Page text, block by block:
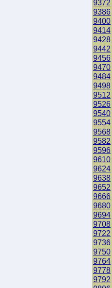
9372
9386
9400
9414
9428
9442
9456
9470
9484
9498
9512
9526
9540
9554
9568
9582
9596
9610
9624
9638
9652
9666
9680
9694
9708
9722
9736
9750
9764
9778
9792